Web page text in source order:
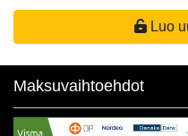
Luo
Maksuvaihtoehdot